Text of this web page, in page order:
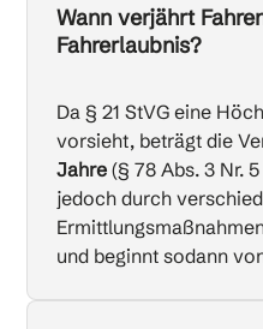
Wann verjährt
Fahrerlaubnis?
Da § 21 StVG eine
vorsieht, beträgt die
Jahre(§ 78 Abs. 3 Nr.
jedoch durch
und beginnt sodann